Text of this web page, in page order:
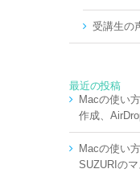
受講生の
最近の投稿
Macの使い
作成、
Macの使い
SUZURIの